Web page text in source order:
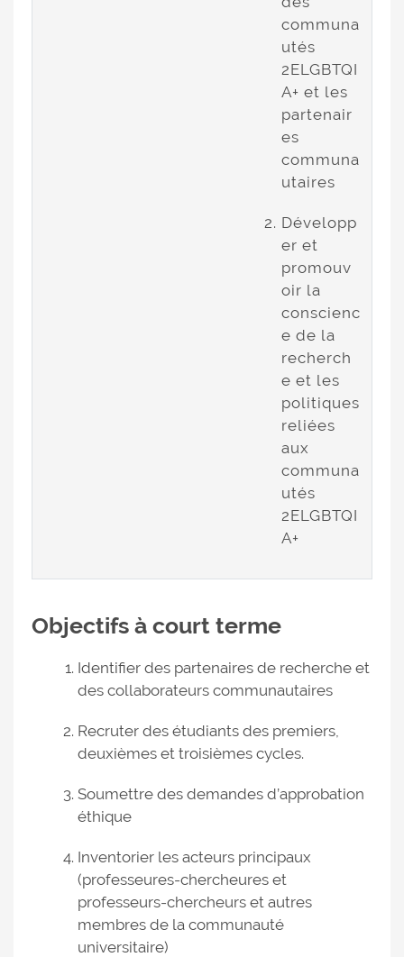
communa
utés
2ELGBTQI
A+ et les
partenair
es
communa
utaires
Développ
er et
promouv
oir la
conscienc
e de la
recherch
e et les
politiques
reliées
aux
communa
utés
2ELGBTQI
A+
Objectifs à court terme
Identifier des partenaires de recherche et
des collaborateurs communautaires
Recruter des étudiants des premiers,
deuxièmes et troisièmes cycles.
Soumettre des demandes d’approbation
éthique
Inventorier les acteurs principaux
(professeures-chercheures et
professeurs-chercheurs et autres
membres de la communauté
universitaire)